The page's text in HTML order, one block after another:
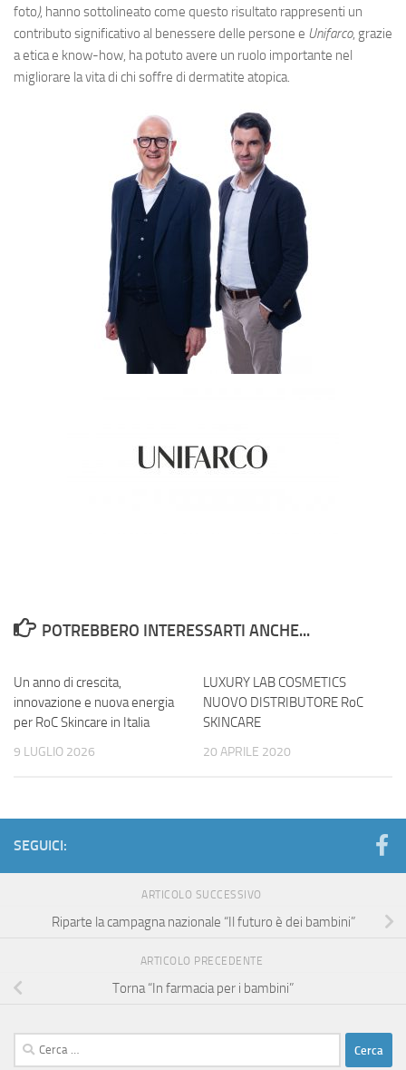
foto), hanno sottolineato come questo risultato rappresenti un
contributo significativo al benessere delle persone e Unifarco, grazie
a etica e know-how, ha potuto avere un ruolo importante nel
migliorare la vita di chi soffre di dermatite atopica.
POTREBBERO INTERESSARTI ANCHE...
Un anno di crescita,
innovazione e nuova energia
per RoC Skincare in Italia
9 LUGLIO 2026
LUXURY LAB COSMETICS
NUOVO DISTRIBUTORE RoC
SKINCARE
20 APRILE 2020
SEGUICI:
ARTICOLO SUCCESSIVO
Riparte la campagna nazionale “Il futuro è dei bambini”
ARTICOLO PRECEDENTE
Torna “In farmacia per i bambini”
Ricerca
per: